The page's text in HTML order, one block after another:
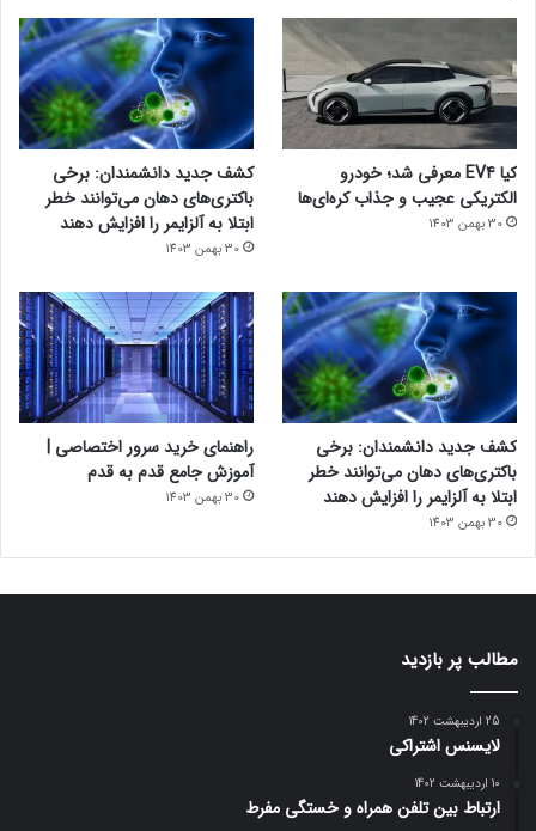
کیا EV4 معرفی شد؛ خودرو
الکتریکی عجیب و جذاب کره‌ای‌ها
30 بهمن 1403
کشف جدید دانشمندان: برخی
باکتری‌های دهان می‌توانند خطر
ابتلا به آلزایمر را افزایش دهند
30 بهمن 1403
کشف جدید دانشمندان: برخی
باکتری‌های دهان می‌توانند خطر
ابتلا به آلزایمر را افزایش دهند
30 بهمن 1403
راهنمای خرید سرور اختصاصی |
آموزش جامع قدم به قدم
30 بهمن 1403
مطالب پر بازدید
25 اردیبهشت 1402
لایسنس اشتراکی
10 اردیبهشت 1402
ارتباط بین تلفن همراه و خستگی مفرط